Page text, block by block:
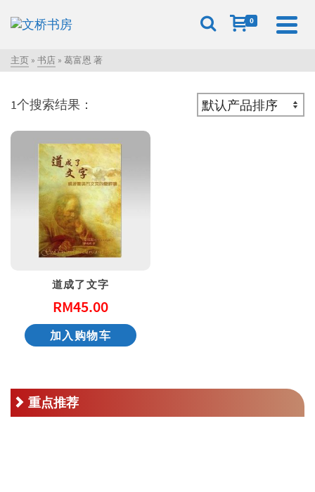
0
主页 » 书店 » 葛富恩 著
1个搜索结果：
道成了文字
RM45.00
加入购物车
重点推荐